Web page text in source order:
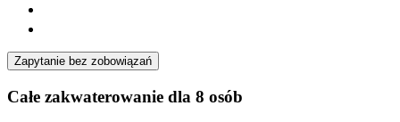
Zapytanie bez zobowiązań
Całe zakwaterowanie dla 8 osób